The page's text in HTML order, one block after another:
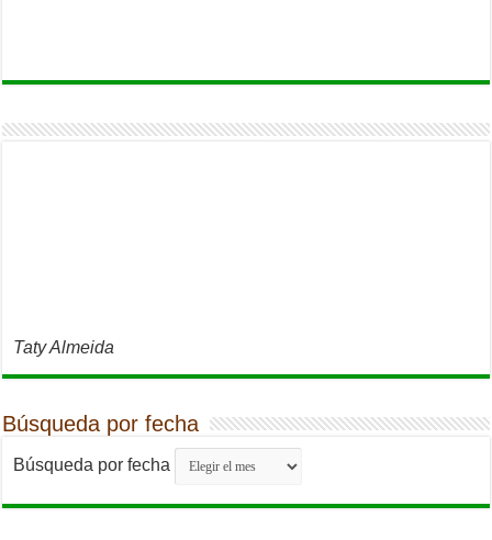
Taty Almeida
Búsqueda por fecha
Búsqueda por fecha